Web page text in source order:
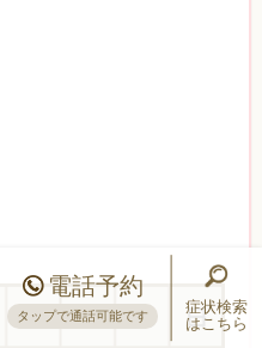
電話予約
タップで通話可能です
症状検索
はこちら